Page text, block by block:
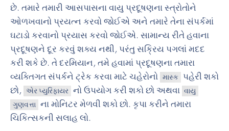
છે. તમારે તમારી આસપાસના વાયુ પ્રદૂષણના સ્ત્રોતોને
ઓળખવાનો પ્રયત્ન કરવો જોઈએ અને તમારે તેના સંપર્કમાં
ઘટાડો કરવાનો પ્રયાસ કરવો જોઈએ. સામાન્ય રીતે હવાના
પ્રદૂષણને દૂર કરવું શક્ય નથી, પરંતુ સક્રિય પગલાં મદદ
કરી શકે છે. તે દરમિયાન, તમે હવામાં પ્રદૂષણના તમારા
વ્યક્તિગત સંપર્કને ટ્રેક કરવા માટે ચહેરોનો માસ્ક પહેરી શકો
છો,
એર પ્યુરિફાયર નો ઉપયોગ કરી શકો છો અથવા વાયુ
ગુણવત્તા
ના મોનિટર મેળવી શકો છો. કૃપા કરીને તમારા
ચિકિત્સકની સલાહ લો.